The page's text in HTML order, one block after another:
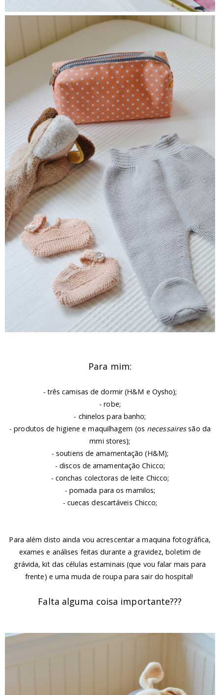
Para mim:
- três camisas de dormir (H&M e Oysho);
- robe;
- chinelos para banho;
- produtos de higiene e maquilhagem (os necessairessão da
mmi stores);
- soutiens de amamentação (H&M);
- discos de amamentação Chicco;
- conchas colectoras de leite Chicco;
- pomada para os mamilos;
- cuecas descartáveis Chicco;
Para além disto ainda vou acrescentar a maquina fotográfica,
exames e análises feitas durante a gravidez, boletim de
grávida, kit das células estaminais (que vou falar mais para
frente) e uma muda de roupa para sair do hospital!
Falta alguma coisa importante???